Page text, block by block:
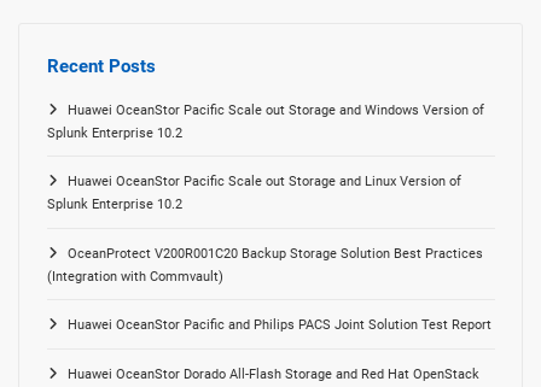
Recent Posts
Huawei OceanStor Pacific Scale out Storage and Windows Version of
Splunk Enterprise 10.2
Huawei OceanStor Pacific Scale out Storage and Linux Version of
Splunk Enterprise 10.2
OceanProtect V200R001C20 Backup Storage Solution Best Practices
(Integration with Commvault)
Huawei OceanStor Pacific and Philips PACS Joint Solution Test Report
Huawei OceanStor Dorado All-Flash Storage and Red Hat OpenStack